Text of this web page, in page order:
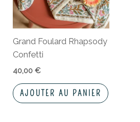
Grand Foulard Rhapsody
Confetti
40,00€
AJOUTER AU PANIER